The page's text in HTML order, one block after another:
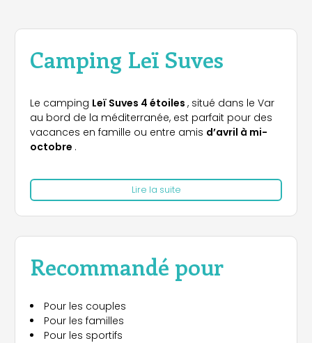
Camping Leï Suves
Le camping Leï Suves 4 étoiles , situé dans le Var
au bord de la méditerranée, est parfait pour des
vacances en famille ou entre amis d’avril à mi-
octobre .
Les amoureux de la nature apprécieront les
proposés qui offrent tout le
confort nécessaire. Vous pouvez, en outre, choisir
entre des emplacements à proximité de la
piscine, dans le sous-bois ou, pour plus de calme,
d’activités.
vous proposedifférents types d'hébergements
Pouvant accueillir jusqu’à
mobile-homesont tout l’équipement
Lire la suite
Recommandé pour
Pour les couples
Pour les familles
Pour les sportifs